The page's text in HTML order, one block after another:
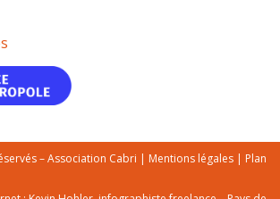
– Association Cabri | Mentions légales | Plan